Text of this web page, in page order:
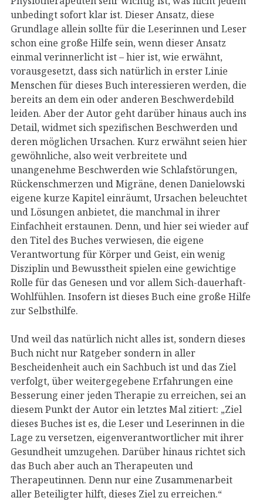
unbedingt sofort klar ist. Dieser Ansatz, diese
Grundlage allein sollte für die Leserinnen und Leser
schon eine große Hilfe sein, wenn dieser Ansatz
einmal verinnerlicht ist – hier ist, wie erwähnt,
vorausgesetzt, dass sich natürlich in erster Linie
Menschen für dieses Buch interessieren werden, die
bereits an dem ein oder anderen Beschwerdebild
leiden. Aber der Autor geht darüber hinaus auch ins
Detail, widmet sich spezifischen Beschwerden und
deren möglichen Ursachen. Kurz erwähnt seien hier
gewöhnliche, also weit verbreitete und
unangenehme Beschwerden wie Schlafstörungen,
Rückenschmerzen und Migräne, denen Danielowski
eigene kurze Kapitel einräumt, Ursachen beleuchtet
und Lösungen anbietet, die manchmal in ihrer
Einfachheit erstaunen. Denn, und hier sei wieder auf
den Titel des Buches verwiesen, die eigene
Verantwortung für Körper und Geist, ein wenig
Disziplin und Bewusstheit spielen eine gewichtige
Rolle für das Genesen und vor allem Sich-dauerhaft-
Wohlfühlen. Insofern ist dieses Buch eine große Hilfe
zur Selbsthilfe.
Und weil das natürlich nicht alles ist, sondern dieses
Buch nicht nur Ratgeber sondern in aller
Bescheidenheit auch ein Sachbuch ist und das Ziel
verfolgt, über weitergegebene Erfahrungen eine
Besserung einer jeden Therapie zu erreichen, sei an
diesem Punkt der Autor ein letztes Mal zitiert: „Ziel
dieses Buches ist es, die Leser und Leserinnen in die
Lage zu versetzen, eigenverantwortlicher mit ihrer
Gesundheit umzugehen. Darüber hinaus richtet sich
das Buch aber auch an Therapeuten und
Therapeutinnen. Denn nur eine Zusammenarbeit
aller Beteiligter hilft, dieses Ziel zu erreichen.“